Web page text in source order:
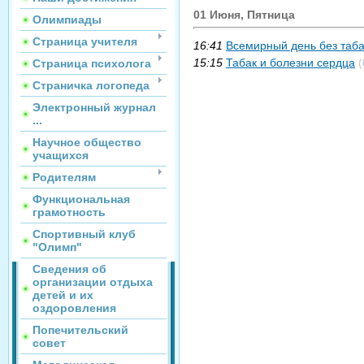
Олимпиады
Страница учителя
Страница психолога
Страничка логопеда
Электронный журнал
...
Научное общество
учащихся
Родителям
Функциональная
грамотность
Спортивный клуб
"Олимп"
Сведения об
организации отдыха
детей и их
оздоровления
Попечительский
совет
01 Июня, Пятница
16:41 Всемирный день без
15:15 Табак и болезни сердца